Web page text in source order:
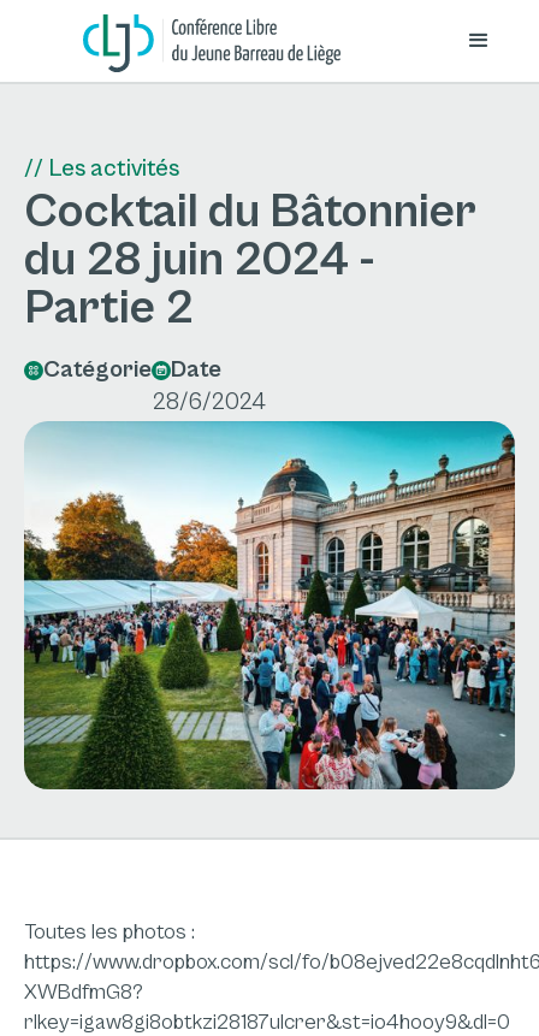
// Les activités
Cocktail du Bâtonnier
du 28 juin 2024 -
Partie 2
Catégorie
Date
28/6/2024
Toutes les photos :
https://www.dropbox.com/scl/fo/
XWBdfmG8?
rlkey=igaw8gi8obtkzi28187ulcrer&st=io4hooy9&dl=0